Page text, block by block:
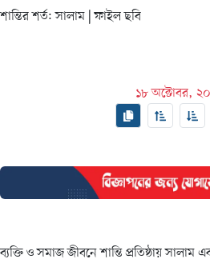
শান্তির শর্ত: সালাম | ফাইল ছবি
১৮ অক্টোবর,
ব্যক্তি ও সমাজ জীবনে শান্তি প্রতিষ্ঠায়